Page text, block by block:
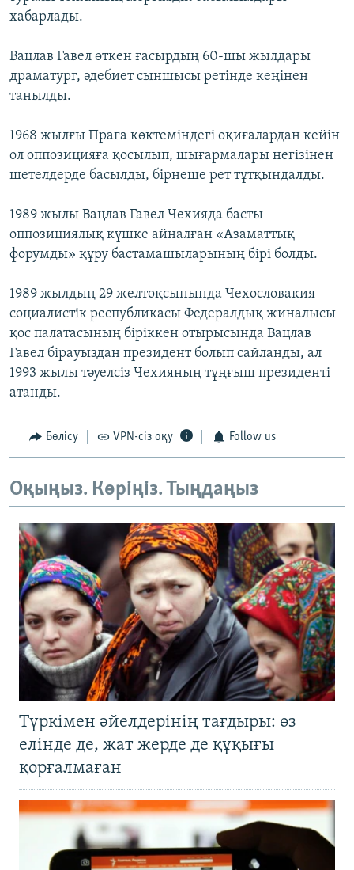
хабарлады.
Вацлав Гавел өткен ғасырдың 60-шы жылдары
драматург, әдебиет сыншысы ретінде кеңінен
танылды.
1968 жылғы Прага көктеміндегі оқиғалардан кейін
ол оппозицияға қосылып, шығармалары негізінен
шетелдерде басылды, бірнеше рет тұтқындалды.
1989 жылы Вацлав Гавел Чехияда басты
оппозициялық күшке айналған «Азаматтық
форумды» құру бастамашыларының бірі болды.
1989 жылдың 29 желтоқсынында Чехословакия
социалистік республикасы Федералдық жиналысы
қос палатасының біріккен отырысында Вацлав
Гавел бірауыздан президент болып сайланды, ал
1993 жылы тәуелсіз Чехияның тұңғыш президенті
атанды.
Бөлісу VPN-сіз оқу Follow us
Оқыңыз. Көріңіз. Тыңдаңыз
Түркімен әйелдерінің тағдыры: өз
елінде де, жат жерде де құқығы
қорғалмаған